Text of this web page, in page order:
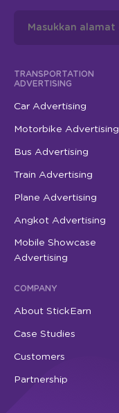
TRANSPORTATION
ADVERTISING
Car Advertising
Motorbike Advertising
Bus Advertising
Train Advertising
Plane Advertising
Angkot Advertising
Mobile Showcase
Advertising
COMPANY
About StickEarn
Case Studies
Customers
Partnership